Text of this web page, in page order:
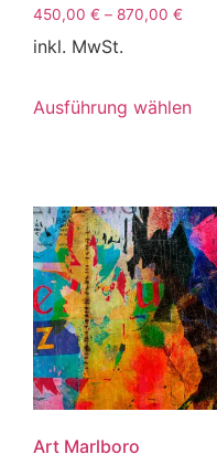
450,00 € – 870,00 €
inkl. MwSt.
Ausführung wählen
Art Marlboro